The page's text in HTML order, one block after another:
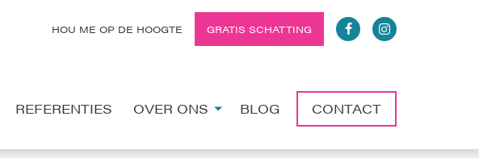
REFERENTIES OVER ONS BLOG CONTACT
HOU ME OP DE HOOGTE GRATIS SCHATTING